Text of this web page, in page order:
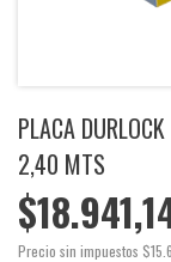
PLACA
2,40 MTS
Precio sin impuestos